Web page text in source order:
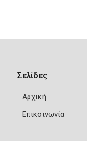
Σελίδες
Αρχική
Επικοινωνία